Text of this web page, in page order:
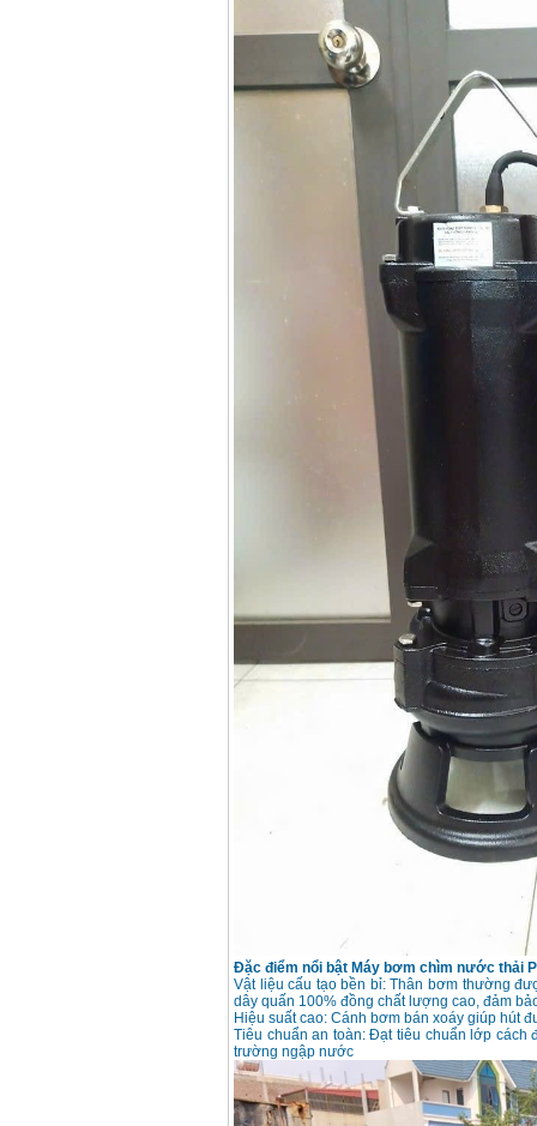
Đặc điểm nổi bật Máy bơm chìm nước thải
Vật liệu cấu tạo bền bỉ: Thân bơm thường
dây quấn 100% đồng chất lượng cao, đảm
Hiệu suất cao: Cánh bơm bán xoáy giúp hút
Tiêu chuẩn an toàn: Đạt tiêu chuẩn lớp cách
trường ngập nước